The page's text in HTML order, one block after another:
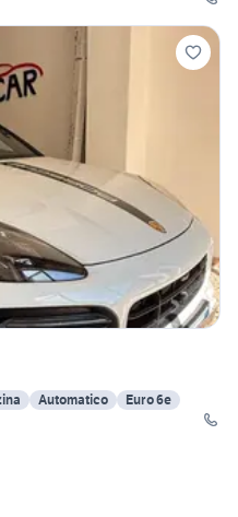
Automatico
Euro 6e